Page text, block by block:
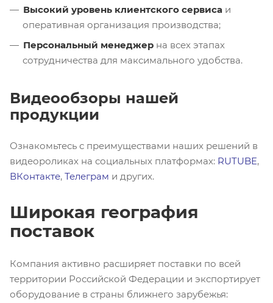
Высокий уровень клиентского сервиса и
оперативная организация производства;
Персональный менеджер на всех этапах
сотрудничества для максимального удобства.
Видеообзоры нашей
продукции
Ознакомьтесь с преимуществами наших решений в
видеороликах на социальных платформах: RUTUBE,
ВКонтакте, Телеграм и других.
Широкая география
поставок
Компания активно расширяет поставки по всей
территории Российской Федерации и экспортирует
оборудование в страны ближнего зарубежья: